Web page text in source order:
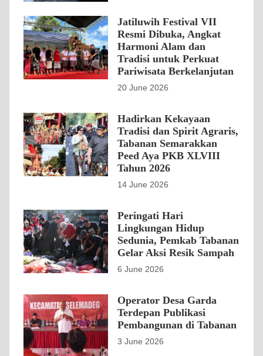
Jatiluwih Festival VII
Resmi Dibuka, Angkat
Harmoni Alam dan
Tradisi untuk Perkuat
Pariwisata Berkelanjutan
20 June 2026
Hadirkan Kekayaan
Tradisi dan Spirit Agraris,
Tabanan Semarakkan
Peed Aya PKB XLVIII
Tahun 2026
14 June 2026
Peringati Hari
Lingkungan Hidup
Sedunia, Pemkab Tabanan
Gelar Aksi Resik Sampah
6 June 2026
Operator Desa Garda
Terdepan Publikasi
Pembangunan di Tabanan
3 June 2026